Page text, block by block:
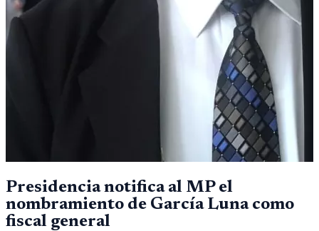
Presidencia notifica al MP el
nombramiento de García Luna como
fiscal general